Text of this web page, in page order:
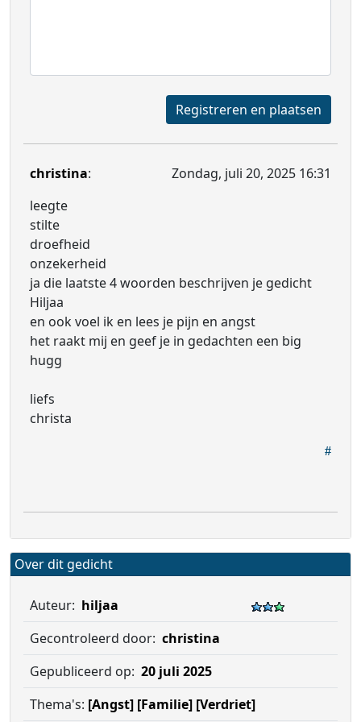
Registreren en plaatsen
christina:
Zondag, juli 20, 2025 16:31
leegte
stilte
droefheid
onzekerheid
ja die laatste 4 woorden beschrijven je gedicht
Hiljaa
en ook voel ik en lees je pijn en angst
het raakt mij en geef je in gedachten een big
hugg
liefs
christa
Over dit gedicht
Auteur: hiljaa
Gecontroleerd door: christina
Gepubliceerd op: 20 juli 2025
Thema's: [Angst] [Familie] [Verdriet]